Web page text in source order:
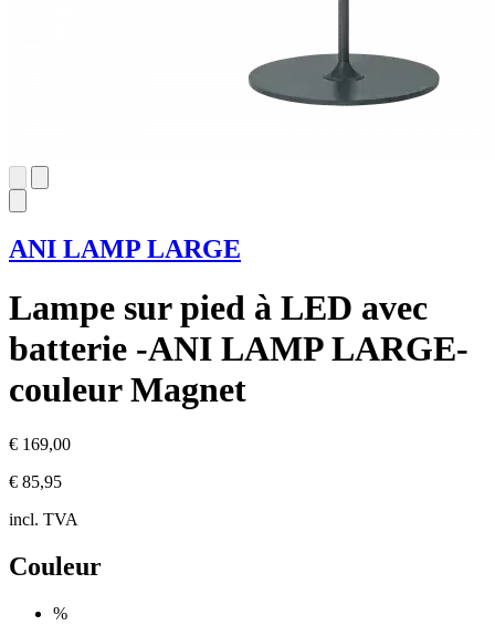
ANI LAMP LARGE
Lampe sur pied à LED avec
batterie -ANI LAMP LARGE-
couleur Magnet
€ 169,00
€ 85,95
incl. TVA
Couleur
%